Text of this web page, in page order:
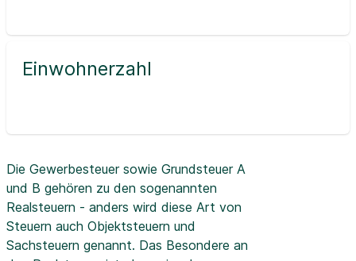
Einwohnerzahl
Die Gewerbesteuer sowie Grundsteuer A
und B gehören zu den sogenannten
Realsteuern - anders wird diese Art von
Steuern auch Objektsteuern und
Sachsteuern genannt. Das Besondere an